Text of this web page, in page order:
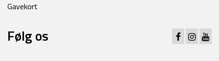
Gavekort
Følg os